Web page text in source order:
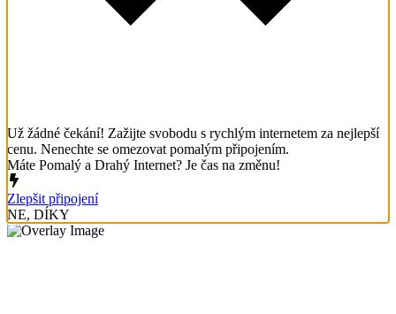
Už žádné čekání! Zažijte svobodu s rychlým internetem za nejlepší
cenu. Nenechte se omezovat pomalým připojením.
Máte Pomalý a Drahý Internet? Je čas na změnu!
Zlepšit připojení
NE, DÍKY